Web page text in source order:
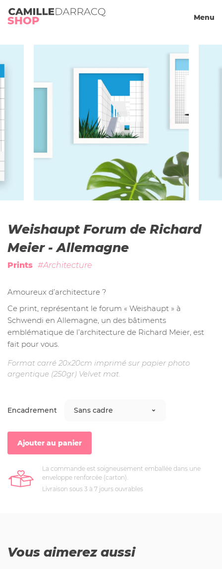
Camille Darracq
SHOP Menu
Panier
Weishaupt Forum de Richard
Meier - Allemagne
Prints #Architecture
Amoureux d’architecture ?
Ce print, représentant le forum « Weishaupt » à
Schwendi en Allemagne, un des bâtiments
emblématique de l’architecture de Richard Meier, est
fait pour vous.
Format carré 20x20cm imprimé sur papier photo
argentique (250gr) Velvet mat.
Encadrement
Ajouter au panier
La commande est soigneusement emballée dans une
enveloppe renforcée (carton).
Livraison sous 3 à 7 jours ouvrables
Vous aimerez aussi